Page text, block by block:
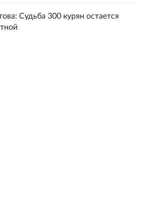
Судьба 300 курян остается